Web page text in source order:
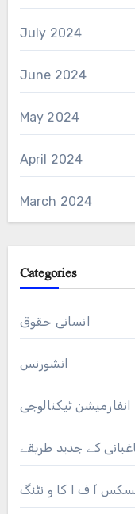
July 2024
June 2024
May 2024
April 2024
March 2024
Categories
انسانی حقوق
انشورنس
انفارمیشن ٹیکنالوجی
کے جدید طریقے
آ ف ا کا و نٹنگ